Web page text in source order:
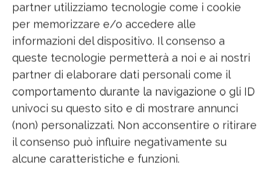
partner utilizziamo tecnologie come i cookie
per memorizzare e/o accedere alle
informazioni del dispositivo. Il consenso a
queste tecnologie permetterà a noi e ai nostri
partner di elaborare dati personali come il
comportamento durante la navigazione o gli ID
univoci su questo sito e di mostrare annunci
(non) personalizzati. Non acconsentire o ritirare
il consenso può influire negativamente su
alcune caratteristiche e funzioni.
professionale con una serie di altre funzioni
studiate per l’ambito domestico,molteplici
programmi legati non solo alla
conservazione del ciboma anche alle
preparazioni e alla cottura.
Undici funzionicon le quali è possibile
l’abbattimento positivo, la surgelazione, la
sanificazione, la lievitazione controllata, la
cottura lenta a bassa temperatura, la